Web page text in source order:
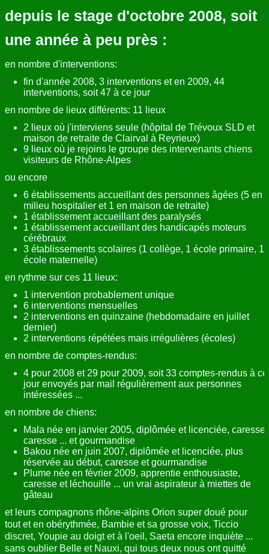
depuis le stage d'octobre 2008, soit
une année à peu près :
en nombre d'interventions:
fin d'année 2008, 3 interventions et en 2009, 44
interventions, soit 47 à ce jour
en nombre de lieux différents: 11 lieux
2 lieux où j'interviens seule (hôpital de Trévoux SLD et
maison de retraite de Clairval à Reyrieux)
9 lieux où je rejoins le groupe des intervenants chiens
visiteurs de Rhône-Alpes
ou encore
6 établissements accueillant des personnes âgées (5 en
milieu hospitalier et 1 en maison de retraite)
1 établissement accueillant des paralysés
1 établissement accueillant des handicapés moteurs
cérébraux
3 établissements scolaires (1 collège, 1 école primaire, 1
école maternelle)
en rythme sur ces 11 lieux:
1 intervention probablement unique
6 interventions mensuelles
2 interventions en quinzaine (hebdomadaire en juillet
dernier)
2 interventions répétées mais irrégulières (écoles)
en nombre de comptes-rendus:
4 pour 2008 et 29 pour 2009, soit 33 comptes-rendus à ce
jour envoyés par mail régulièrement aux personnes
intéressées ...
en nombre de chiens:
Mala née en janvier 2005, diplômée et licenciée, caresse,
caresse ... et gourmandise
Bakou née en juin 2007, diplômée et licenciée, plus
réservée au début, caresse et gourmandise
Plume née en février 2009, apprentie enthousiaste,
caresse et léchouille ... un vrai aspirateur à miettes de
gâteau
et leurs compagnons rhône-alpins Orion super doué pour
tout et en obérythmée, Bambie et sa grosse voix, Ticcio
discret, Youpie au doigt et à l'oeil, Saeta encore inquiète ...
sans oublier Belle et Nauxi, qui tous deux nous ont quitté